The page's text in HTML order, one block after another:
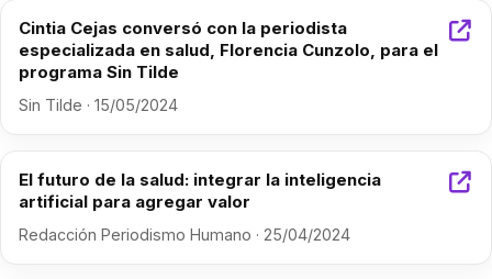
Cintia Cejas conversó con la periodista
especializada en salud, Florencia Cunzolo, para el
programa Sin Tilde
Sin Tilde · 15/05/2024
El futuro de la salud: integrar la inteligencia
artificial para agregar valor
Redacción Periodismo Humano · 25/04/2024